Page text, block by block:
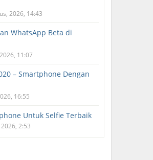
2026, 14:43
WhatsApp Beta di
11:07
– Smartphone Dengan
16:55
Untuk Selfie Terbaik
2:53